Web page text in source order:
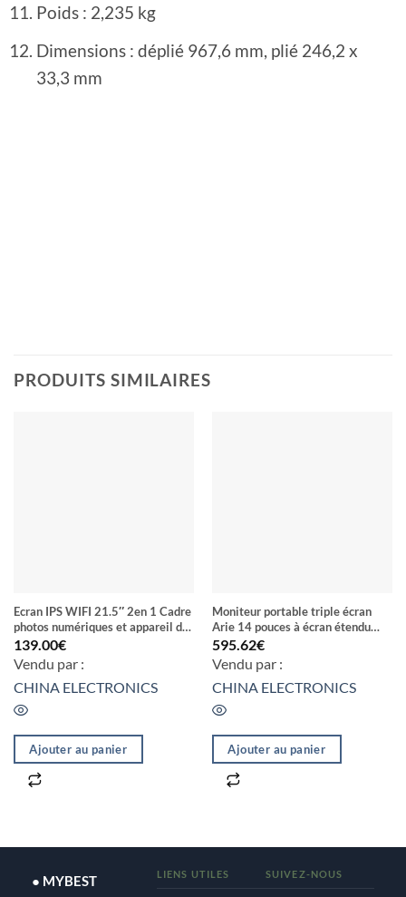
Poids : 2,235 kg
Dimensions : déplié 967,6 mm, plié 246,2 x
33,3 mm
PRODUITS SIMILAIRES
Ecran IPS WIFI 21.5″ 2en 1 Cadre
photos numériques et appareil de
publicité
139.00€
Vendu par :
CHINA ELECTRONICS
Ajouter au panier
Moniteur portable triple écran
Arie 14 pouces à écran étendu
type de prise prise UE noir
595.62€
Vendu par :
CHINA ELECTRONICS
Ajouter au panier
● MYBEST LIENS UTILES SUIVEZ-NOUS